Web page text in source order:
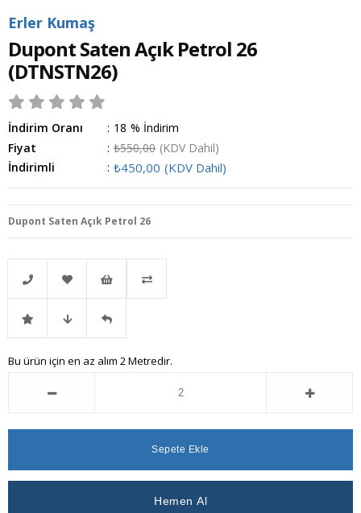
Erler Kumaş
Dupont Saten Açık Petrol 26
(DTNSTN26)
İndirim Oranı : %
18
İndirim
Fiyat
: ₺550,00 (KDV Dahil)
İndirimli
: ₺450,00 (KDV Dahil)
Dupont Saten Açık Petrol 26
Telefonla
Sipariş
Favorilere
Ekle
İstek
Listeme
İndirimli Fiyat
Ver
Gelince
Bu ürün için en az alım 2 Metredir.